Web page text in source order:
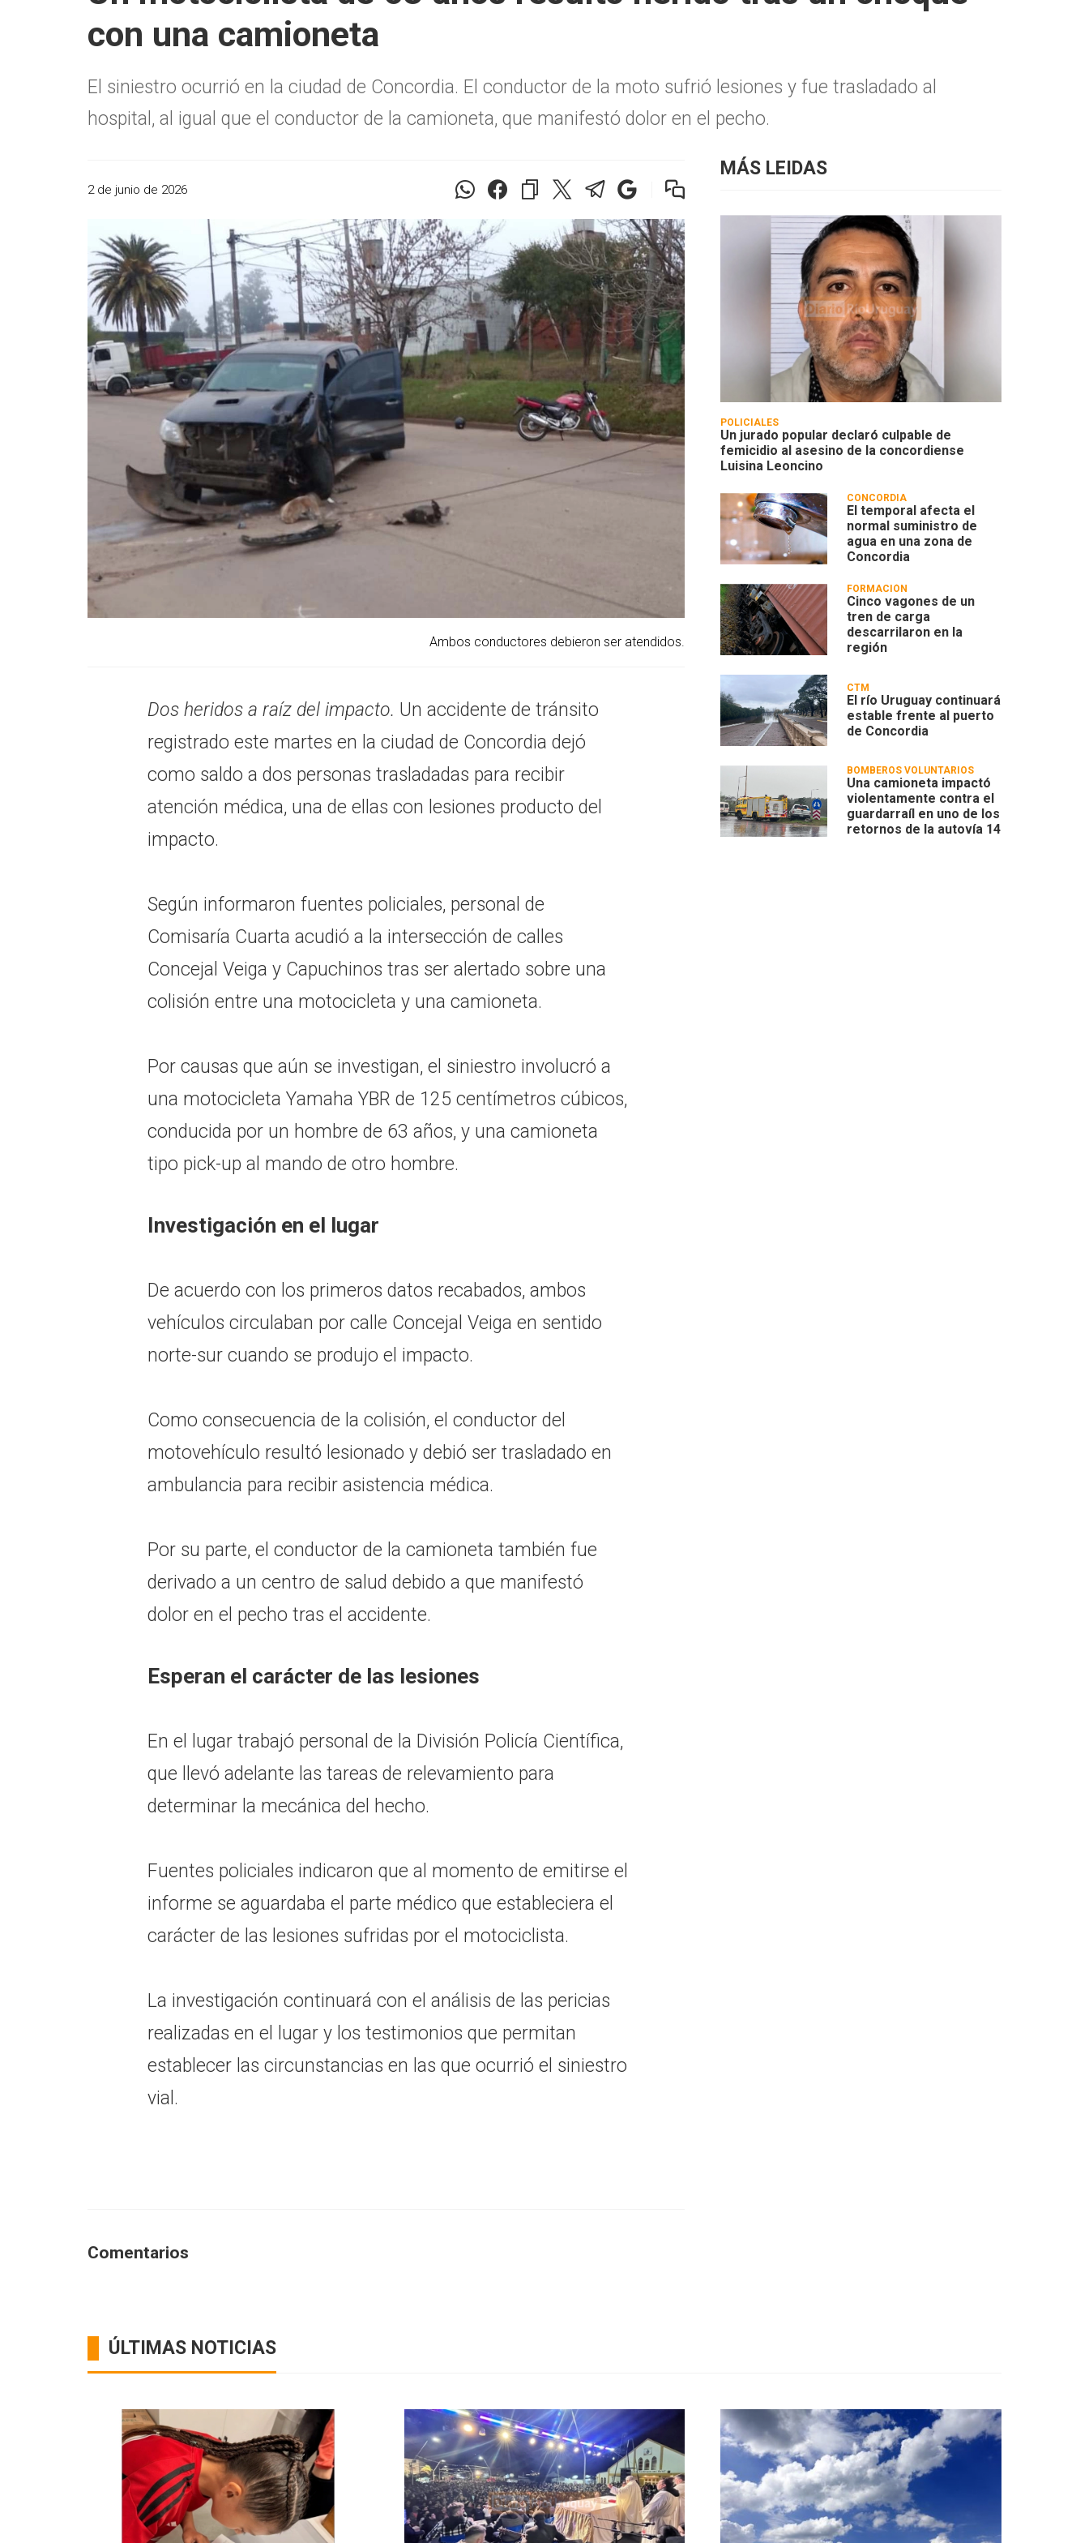
con una camioneta
El siniestro ocurrió en la ciudad de Concordia. El conductor de la moto sufrió lesiones y fue trasladado al
hospital, al igual que el conductor de la camioneta, que manifestó dolor en el pecho.
2 de junio de 2026
Ambos conductores debieron ser atendidos.
Dos heridos a raíz del impacto. Un accidente de tránsito
registrado este martes en la ciudad de Concordia dejó
como saldo a dos personas trasladadas para recibir
atención médica, una de ellas con lesiones producto del
impacto.
Según informaron fuentes policiales, personal de
Comisaría Cuarta acudió a la intersección de calles
Concejal Veiga y Capuchinos tras ser alertado sobre una
colisión entre una motocicleta y una camioneta.
Por causas que aún se investigan, el siniestro involucró a
una motocicleta Yamaha YBR de 125 centímetros cúbicos,
conducida por un hombre de 63 años, y una camioneta
tipo pick-up al mando de otro hombre.
Investigación en el lugar
De acuerdo con los primeros datos recabados, ambos
vehículos circulaban por calle Concejal Veiga en sentido
norte-sur cuando se produjo el impacto.
Como consecuencia de la colisión, el conductor del
motovehículo resultó lesionado y debió ser trasladado en
ambulancia para recibir asistencia médica.
Por su parte, el conductor de la camioneta también fue
derivado a un centro de salud debido a que manifestó
dolor en el pecho tras el accidente.
Esperan el carácter de las lesiones
En el lugar trabajó personal de la División Policía Científica,
que llevó adelante las tareas de relevamiento para
determinar la mecánica del hecho.
Fuentes policiales indicaron que al momento de emitirse el
informe se aguardaba el parte médico que estableciera el
carácter de las lesiones sufridas por el motociclista.
La investigación continuará con el análisis de las pericias
realizadas en el lugar y los testimonios que permitan
establecer las circunstancias en las que ocurrió el siniestro
vial.
MÁS LEIDAS
POLICIALES
Un jurado popular declaró culpable de
femicidio al asesino de la concordiense
Luisina Leoncino
CONCORDIA
El temporal afecta el
normal suministro de
agua en una zona de
Concordia
FORMACIÓN
Cinco vagones de un
tren de carga
descarrilaron en la
región
CTM
El río Uruguay continuará
estable frente al puerto
de Concordia
BOMBEROS VOLUNTARIOS
Una camioneta impactó
violentamente contra el
guardarraíl en uno de los
retornos de la autovía 14
Comentarios
ÚLTIMAS NOTICIAS